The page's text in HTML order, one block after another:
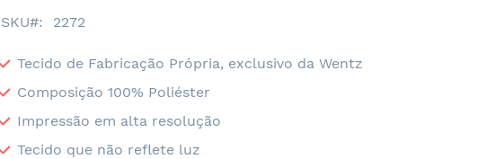
SKU 2272
Tecido de Fabricação Própria, exclusivo da Wentz
Composição 100% Poliéster
Impressão em alta resolução
Tecido que não reflete luz